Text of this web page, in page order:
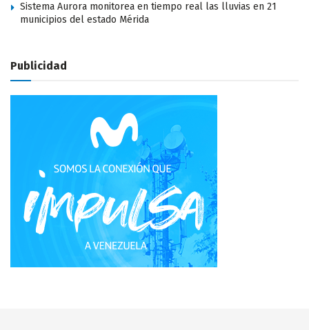
Sistema Aurora monitorea en tiempo real las lluvias en 21
municipios del estado Mérida
Publicidad